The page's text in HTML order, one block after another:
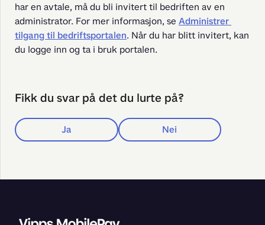
har en avtale, må du bli invitert til bedriften av en
administrator. For mer informasjon, se Administrer
tilgang til bedriftsportalen. Når du har blitt invitert, kan
du logge inn og ta i bruk portalen.
Fikk du svar på det du lurte på?
Ja Nei